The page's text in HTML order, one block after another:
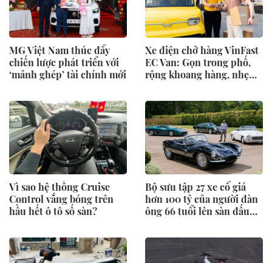
MG Việt Nam thúc đẩy
chiến lược phát triển với
‘mảnh ghép’ tài chính mới
Xe điện chở hàng VinFast
EC Van: Gọn trong phố,
rộng khoang hàng, nhẹ
Vì sao hệ thống Cruise
Control vắng bóng trên
hầu hết ô tô số sàn?
Bộ sưu tập 27 xe cổ giá
hơn 100 tỷ của người đàn
ông 66 tuổi lên sàn đấu